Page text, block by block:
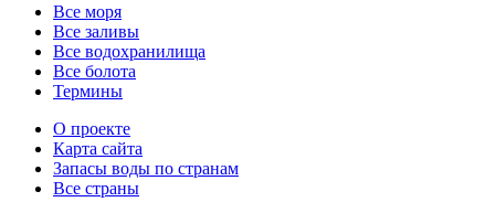
Все моря
Все заливы
Все водохранилища
Все болота
Термины
О проекте
Карта сайта
Запасы воды по странам
Все страны